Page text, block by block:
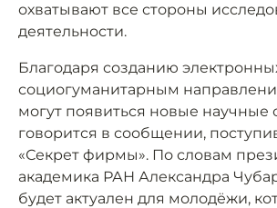
охватывают все стороны
деятельности.
Благодаря созданию
социогуманитарным
могут появиться новые научные
говорится в сообщении,
«Секрет фирмы». По словам
академика РАН Александра
будет актуален для молодёжи,